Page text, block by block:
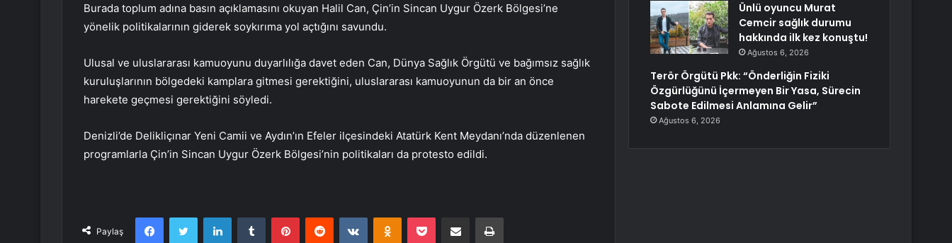
Burada toplum adına basın açıklamasını okuyan Halil Can, Çin’in Sincan Uygur Özerk Bölgesi’ne
yönelik politikalarının giderek soykırıma yol açtığını savundu.
Ulusal ve uluslararası kamuoyunu duyarlılığa davet eden Can, Dünya Sağlık Örgütü ve bağımsız sağlık
kuruluşlarının bölgedeki kamplara gitmesi gerektiğini, uluslararası kamuoyunun da bir an önce
harekete geçmesi gerektiğini söyledi.
Denizli’de Delikliçınar Yeni Camii ve Aydın’ın Efeler ilçesindeki Atatürk Kent Meydanı’nda düzenlenen
programlarla Çin’in Sincan Uygur Özerk Bölgesi’nin politikaları da protesto edildi.
Paylaş
FacebookTwitter LinkedInTumblr PinterestReddit VKontakteOdnoklassniki
Pocket E-Posta ile paylaş Yazdır
Ünlü oyuncu Murat
Cemcir sağlık durumu
hakkında ilk kez konuştu!
Ağustos 6, 2026
Terör Örgütü Pkk: “Önderliğin Fiziki
Özgürlüğünü İçermeyen Bir Yasa, Sürecin
Sabote Edilmesi Anlamına Gelir”
Ağustos 6, 2026